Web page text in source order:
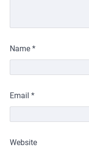
Name *
Email *
Website